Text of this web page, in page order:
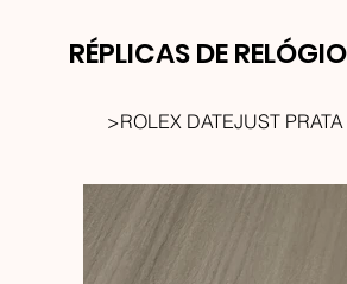
RÉPLICAS DE
>ROLEX DATEJUST